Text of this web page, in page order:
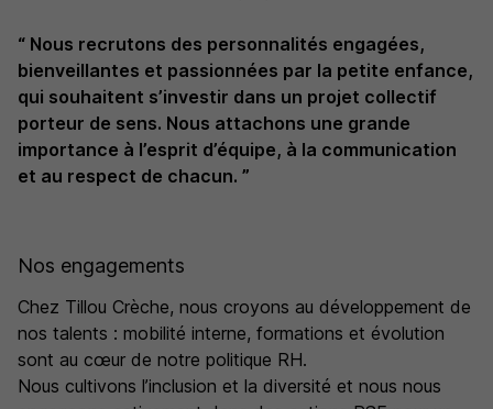
Notre mission est de favoriser l’éveil, le bien-être et le
développement de chaque enfant, dans le respect de
son rythme, de sa personnalité et de ses besoins. Nous
plaçons la bienveillance, l’écoute et la confiance au
Au sein de nos crèches, nos équipes pluridisciplinaires
s’engagent chaque jour à offrir un environnement
stimulant, propice à la découverte, au jeu et à
l’apprentissage. Nous valorisons des pratiques
“ Nous recrutons des personnalités engagées,
bienveillantes et passionnées par la petite enfance,
qui souhaitent s’investir dans un projet collectif
porteur de sens. Nous attachons une grande
importance à l’esprit d’équipe, à la communication
et au respect de chacun. ”
Nos engagements
Chez Tillou Crèche, nous croyons au développement de
nos talents : mobilité interne, formations et évolution
sont au cœur de notre politique RH.
Nous cultivons l’inclusion et la diversité et nous nous